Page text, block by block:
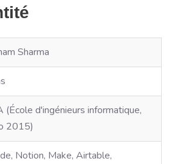
Sharma
(École d'ingénieurs informatique,
2015)
Notion, Make, Airtable,